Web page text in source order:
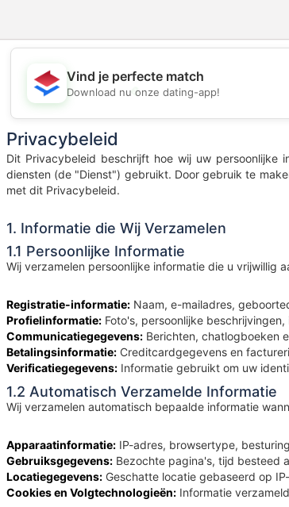
💖
Vind je perfecte match
Download nu onze dating-app!
Privacybeleid
Dit Privacybeleid beschrijft hoe wij uw persoonlijke
diensten (de "Dienst") gebruikt. Door gebruik te
met dit Privacybeleid.
1. Informatie die Wij Verzamelen
1.1 Persoonlijke Informatie
Wij verzamelen persoonlijke informatie die u vrijwillig
Registratie-informatie: Naam, e-mailadres,
Profielinformatie: Foto's, persoonlijke
Communicatiegegevens: Berichten, chatlogboeken
Betalingsinformatie: Creditcardgegevens en
Verificatiegegevens: Informatie gebruikt om uw
1.2 Automatisch Verzamelde Informatie
Wij verzamelen automatisch bepaalde informatie
Apparaatinformatie: IP-adres, browsertype,
Gebruiksgegevens: Bezochte pagina's, tijd besteed
Locatiegegevens: Geschatte locatie gebaseerd op
Cookies en Volgtechnologieën: Informatie